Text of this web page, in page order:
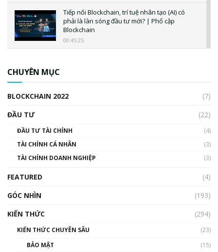
Tiếp nối Blockchain, trí tuệ nhân tạo (AI) có
phải là làn sóng đầu tư mới? | Phổ cập
Blockchain
00:45:25
00:02:14
Nhìn lại năm 2022: Những sự kiện ảnh hưởng
đến hệ sinh thái tiền mã hoá | Phổ cập
CHUYÊN MỤC
BLOCKCHAIN 2022
(7)
ĐẦU TƯ
(22)
ĐẦU TƯ TÀI CHÍNH
(4)
TÀI CHÍNH CÁ NHÂN
(3)
TÀI CHÍNH DOANH NGHIỆP
(3)
FEATURED
(4)
GÓC NHÌN
(193)
KIẾN THỨC
(294)
KIẾN THỨC CHUYÊN SÂU
(23)
BẢO MẬT
(15)